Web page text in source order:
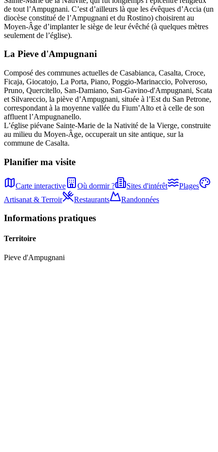
de tout l’Ampugnani. C’est d’ailleurs là que les évêques d’Accia (un
diocèse constitué de l’Ampugnani et du Rostino) choisirent au
Moyen-Âge d’implanter le siège de leur évêché (à quelques mètres
seulement de l’église).
La Pieve d'Ampugnani
Composé des communes actuelles de Casabianca, Casalta, Croce,
Ficaja, Giocatojo, La Porta, Piano, Poggio-Marinaccio, Polveroso,
Pruno, Quercitello, San-Damiano, San-Gavino-d'Ampugnani, Scata
et Silvareccio, la piève d’Ampugnani, située à l’Est du San Petrone,
correspondant à la moyenne vallée du Fium’Alto et à celle de son
affluent l’Ampugnanello.
L’église piévane Sainte-Marie de la Nativité de la Vierge, construite
au milieu du Moyen-Âge, occuperait un site antique, sur la
commune de Casalta.
Planifier ma visite
Carte interactive Où dormir ? Sites d'intérêt
Plages
Artisanat & Terroir
Restaurants Randonnées
Informations pratiques
Territoire
Pieve d'Ampugnani